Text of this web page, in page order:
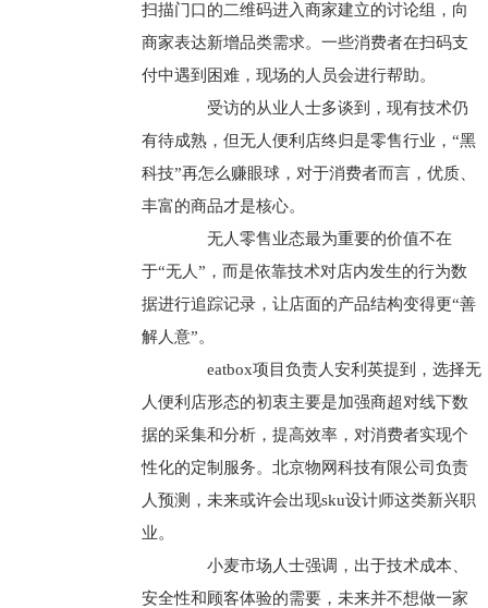
扫描门口的二维码进入商家建立的讨论组，向
商家表达新增品类需求。一些消费者在扫码支
付中遇到困难，现场的人员会进行帮助。
受访的从业人士多谈到，现有技术仍
有待成熟，但无人便利店终归是零售行业，“黑
科技”再怎么赚眼球，对于消费者而言，优质、
丰富的商品才是核心。
无人零售业态最为重要的价值不在
于“无人”，而是依靠技术对店内发生的行为数
据进行追踪记录，让店面的产品结构变得更“善
解人意”。
eatbox项目负责人安利英提到，选择无
人便利店形态的初衷主要是加强商超对线下数
据的采集和分析，提高效率，对消费者实现个
性化的定制服务。北京物网科技有限公司负责
人预测，未来或许会出现sku设计师这类新兴职
业。
小麦市场人士强调，出于技术成本、
安全性和顾客体验的需要，未来并不想做一家